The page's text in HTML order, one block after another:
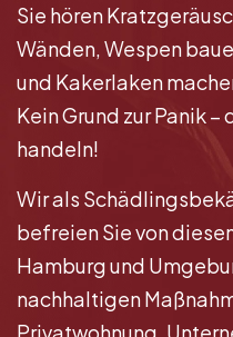
Sie hören
Wänden, Wespen
und Kakerlaken
Kein Grund zur Panik
handeln!
Wir als
befreien Sie von
Hamburg und
nachhaltigen
Privatwohnung,